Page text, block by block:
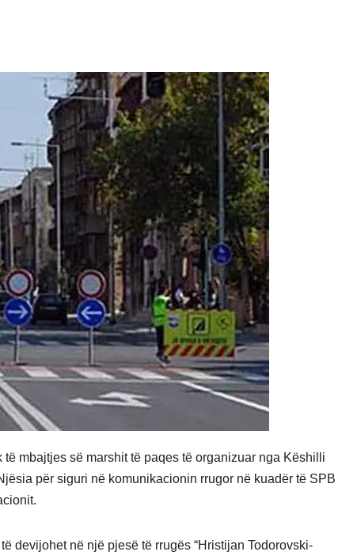
mbajtjes së marshit të paqes të organizuar nga Këshilli
për siguri në komunikacionin rrugor në kuadër të SPB
devijohet në një pjesë të rrugës “Hristijan Todorovski-